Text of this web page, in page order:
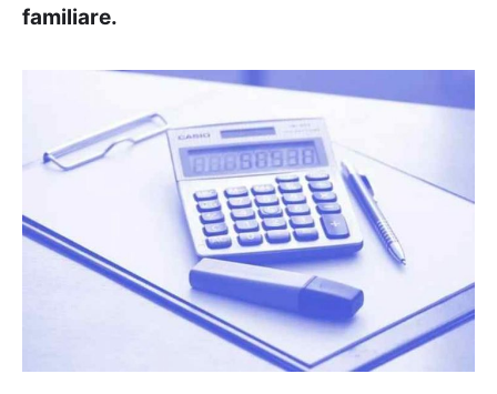
familiare.